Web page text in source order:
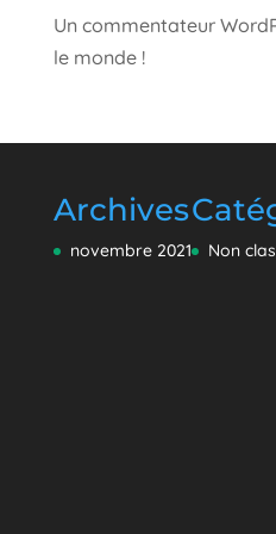
Un commentateur
le monde !
Archives
novembre 2021 Non